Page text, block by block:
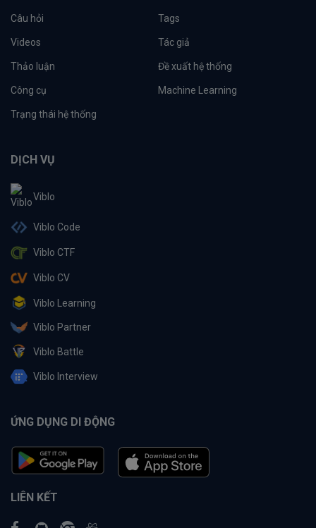
Câu hỏi Tags
Videos Tác giả
Thảo luận Đề xuất hệ thống
Công cụ Machine Learning
Trạng thái hệ thống
DỊCH VỤ
Viblo
Viblo Code
Viblo CTF
Viblo CV
Viblo Learning
Viblo Partner
Viblo Battle
Viblo Interview
ỨNG DỤNG DI ĐỘNG
LIÊN KẾT